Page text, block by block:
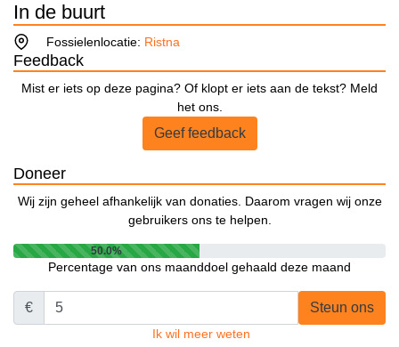
In de buurt
Fossielenlocatie: Ristna
Feedback
Mist er iets op deze pagina? Of klopt er iets aan de tekst? Meld
het ons.
Geef feedback
Doneer
Wij zijn geheel afhankelijk van donaties. Daarom vragen wij onze
gebruikers ons te helpen.
50.0%
Percentage van ons maanddoel gehaald deze maand
€ Steun ons
Ik wil meer weten